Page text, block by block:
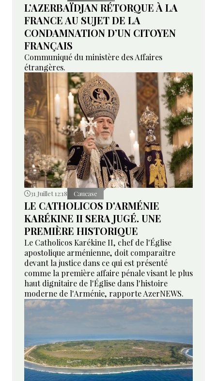
L’AZERBAÏDJAN RÉTORQUE À LA
FRANCE AU SUJET DE LA
CONDAMNATION D’UN CITOYEN
FRANÇAIS
Communiqué du ministère des Affaires
étrangères.
31 Juillet 12:18 Caucase
LE CATHOLICOS D'ARMÉNIE
KARÉKINE II SERA JUGÉ. UNE
PREMIÈRE HISTORIQUE
Le Catholicos Karékine II, chef de l'Église
apostolique arménienne, doit comparaître
devant la justice dans ce qui est présenté
comme la première affaire pénale visant le plus
haut dignitaire de l'Église dans l'histoire
moderne de l'Arménie, rapporte AzerNEWS.